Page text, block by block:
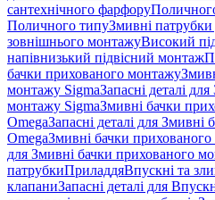
сантехнічного фарфору
Поличного типуЗмивні патрубки
зовнішнього монтажуВисокий
напівнизький підвісний монтаж
бачки прихованого монтажу
монтажу SigmaЗапасні деталі
монтажу SigmaЗмивні бачки
OmegaЗапасні деталі для
OmegaЗмивні бачки
для Змивні бачки прихованого
патрубкиПриладдяВпускні та
клапаниЗапасні деталі для